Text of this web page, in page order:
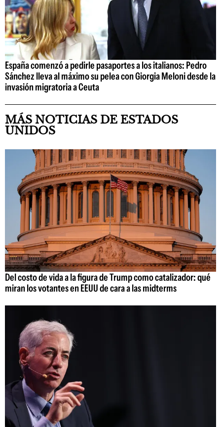
España comenzó a pedirle pasaportes a los italianos: Pedro
Sánchez lleva al máximo su pelea con Giorgia Meloni desde la
invasión migratoria a Ceuta
MÁS NOTICIAS DE ESTADOS
UNIDOS
Del costo de vida a la figura de Trump como catalizador: qué
miran los votantes en EEUU de cara a las midterms